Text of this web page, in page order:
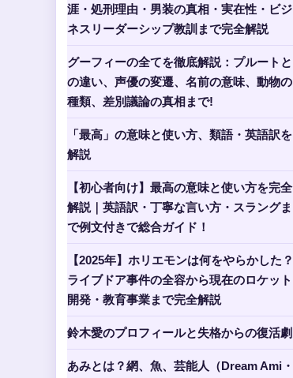
涯・処刑理由・男装の真相・実在性・ビジ
ネスリーダーシップ教訓まで完全解説
グーフィーの全てを徹底解説：プルートと
の違い、声優の変遷、名前の意味、動物の
種類、差別議論の真相まで!
「最高」の意味と使い方、類語・英語訳を
解説
【初心者向け】最高の意味と使い方を完全
解説｜英語訳・丁寧な言い方・スラングま
で例文付きで総合ガイド！
【2025年】ホリエモンは何をやらかした？
ライブドア事件の全容から現在のロケット
開発・教育事業まで完全解説
鈴木愛のプロフィールと失格からの復活劇
あみとは？網、魚、芸能人（Dream Ami・